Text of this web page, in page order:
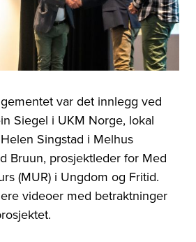
var det innlegg ved
Siegel i UKM Norge, lokal
Singstad i Melhus
Bruun, prosjektleder for Med
(MUR) i Ungdom og Fritid.
videoer med betraktninger